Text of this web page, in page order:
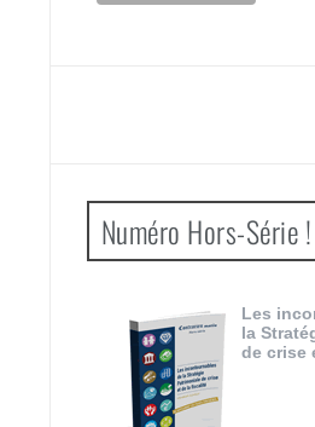
Numéro Hors-Série !
Les
la
de crise